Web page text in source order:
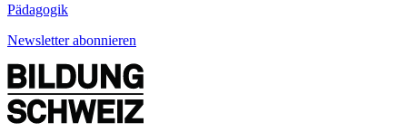
Pädagogik
Newsletter abonnieren